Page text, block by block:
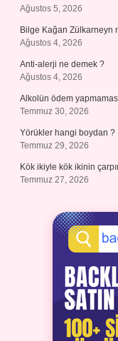
Ağustos 5, 2026
Bilge Kağan Zülkarneyn
Ağustos 4, 2026
Anti-alerji ne demek ?
Ağustos 4, 2026
Alkolün ödem
Temmuz 30, 2026
Yörükler hangi boydan ?
Temmuz 29, 2026
Kök ikiyle kök ikinin
Temmuz 27, 2026